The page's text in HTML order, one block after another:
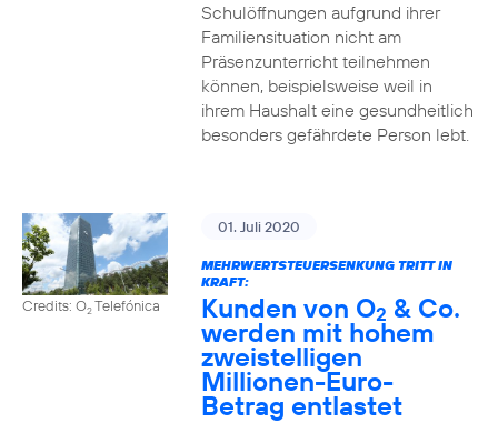
Schulöffnungen aufgrund ihrer
Familiensituation nicht am
Präsenzunterricht teilnehmen
können, beispielsweise weil in
ihrem Haushalt eine gesundheitlich
besonders gefährdete Person lebt.
Credits: O2Telefónica
01. Juli 2020
MEHRWERTSTEUERSENKUNG TRITT IN
KRAFT:
Kunden von O2 & Co.
werden mit hohem
zweistelligen
Millionen-Euro-
Betrag entlastet